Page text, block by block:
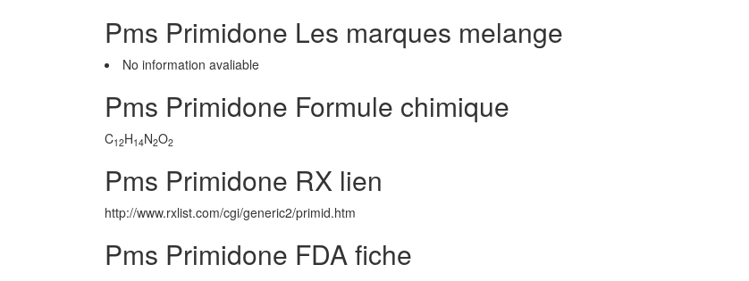
Pms Primidone Les marques melange
No information avaliable
Pms Primidone Formule chimique
C12H14N2O2
Pms Primidone RX lien
http://www.rxlist.com/cgi/generic2/primid.htm
Pms Primidone FDA fiche